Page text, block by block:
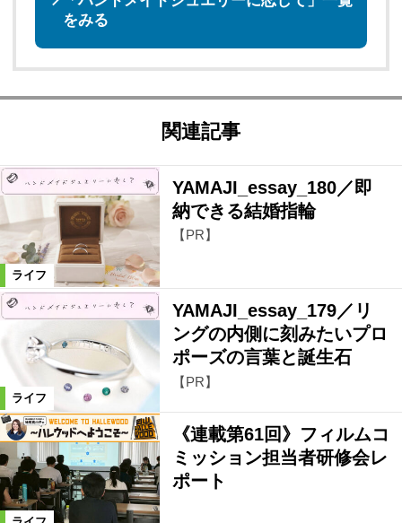
をみる
関連記事
ライフ
YAMAJI_essay_180／即
納できる結婚指輪
【PR】
ライフ
YAMAJI_essay_179／リ
ングの内側に刻みたいプロ
ポーズの言葉と誕生石
【PR】
《連載第61回》フィルムコ
ミッション担当者研修会レ
ポート